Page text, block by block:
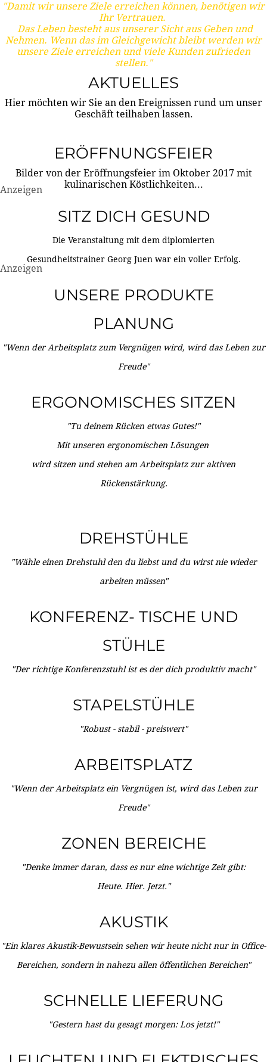
"Damit wir unsere Ziele erreichen können, benötigen wir
Ihr Vertrauen.
Das Leben besteht aus unserer Sicht aus Geben und
Nehmen. Wenn das im Gleichgewicht bleibt werden wir
unsere Ziele erreichen und viele Kunden zufrieden
stellen."
AKTUELLES
Hier möchten wir Sie an den Ereignissen rund um unser
Geschäft teilhaben lassen.
ERÖFFNUNGSFEIER
Bilder von der Eröffnungsfeier im Oktober 2017 mit
kulinarischen Köstlichkeiten...
Anzeigen
SITZ DICH GESUND
Die Veranstaltung mit dem diplomierten
Gesundheitstrainer Georg Juen war ein voller Erfolg.
Anzeigen
UNSERE PRODUKTE
PLANUNG
"Wenn der Arbeitsplatz zum Vergnügen wird, wird das Leben zur
Freude"
ERGONOMISCHES SITZEN
"Tu deinem Rücken etwas Gutes!"
Mit unseren ergonomischen Lösungen
wird sitzen und stehen am Arbeitsplatz zur aktiven
Rückenstärkung.
DREHSTÜHLE
"Wähle einen Drehstuhl den du liebst und du wirst nie wieder
arbeiten müssen"
KONFERENZ- TISCHE UND
STÜHLE
"Der richtige Konferenzstuhl ist es der dich produktiv macht"
STAPELSTÜHLE
"Robust - stabil - preiswert"
ARBEITSPLATZ
"Wenn der Arbeitsplatz ein Vergnügen ist, wird das Leben zur
Freude"
ZONEN BEREICHE
"Denke immer daran, dass es nur eine wichtige Zeit gibt:
Heute. Hier. Jetzt."
AKUSTIK
"Ein klares Akustik-Bewustsein sehen wir heute nicht nur in Office-
Bereichen, sondern in nahezu allen öffentlichen Bereichen"
SCHNELLE LIEFERUNG
"Gestern hast du gesagt morgen: Los jetzt!"